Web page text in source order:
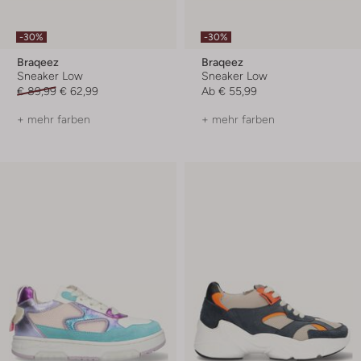
-30%
Braqeez
Sneaker Low
€ 89,99 € 62,99
+ mehr farben
-30%
Braqeez
Sneaker Low
Ab € 55,99
+ mehr farben